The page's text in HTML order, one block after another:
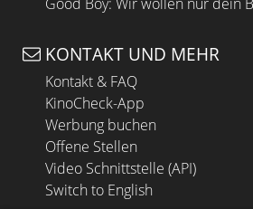
KONTAKT UND MEHR
Kontakt & FAQ
KinoCheck-App
Werbung buchen
Offene Stellen
Video Schnittstelle (API)
Switch to English